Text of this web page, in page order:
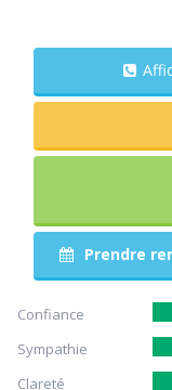
Prendre
Confiance
Sympathie
Clareté